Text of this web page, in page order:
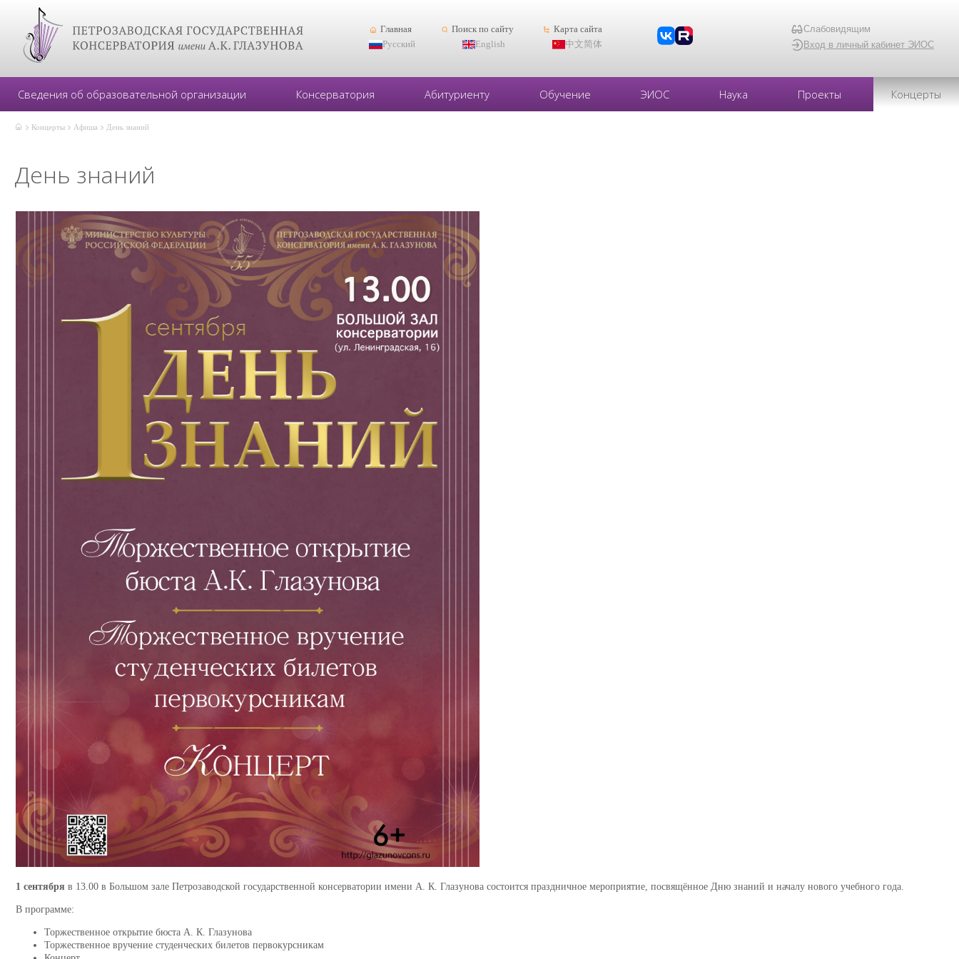
Главная Поиск по сайту
Карта сайта
Русский
English 中文简体
Слабовидящим
Вход в личный кабинет ЭИОС
Сведения об образовательной организации Консерватория Абитуриенту Обучение ЭИОС Наука Проекты Концерты
Концерты Афиша День знаний
День знаний
1 сентября в 13.00 в Большом зале Петрозаводской государственной консерватории имени А. К. Глазунова состоится праздничное мероприятие, посвящённое Дню знаний и началу нового учебного года.
В программе:
Торжественное открытие бюста А. К. Глазунова
Торжественное вручение студенческих билетов первокурсникам